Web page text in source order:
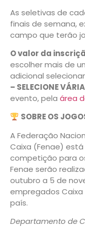
As seletivas de
finais de semana,
campo que terão
O valor da
escolher mais de
adicional
– SELECIONE
evento, pela área
SOBRE OS
A Federação
Caixa (Fenae)
competição para
Fenae serão
outubro a 5 de
empregados
país.
Departamento de